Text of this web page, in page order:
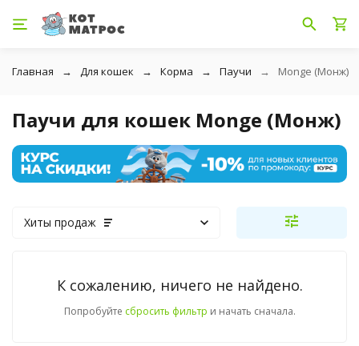
Главная Для кошек Корма Паучи Monge (Монж)
Паучи для кошек Monge (Монж)
Хиты продаж
К сожалению, ничего не найдено.
Попробуйте сбросить фильтр и начать сначала.